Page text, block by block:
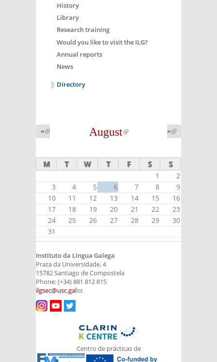
History
Library
Research training
Would you like to visit the ILG?
Annual reports
News
Directory
August
(link is
«
external)
»
external)
M T W T F S S
1
2
3
4 5 6 7 8
9
10
11 12 13 14 15
16
17
18 19 20 21 22
23
24
25 26 27 28 29
30
31
Instituto da Lingua Galega
Praza da Universidade, 4
15782 Santiago de Compostela
Phone: (+34) 881 812 815
ilgsec@usc.gal(link sends e-mail)
Centro de prácticas de